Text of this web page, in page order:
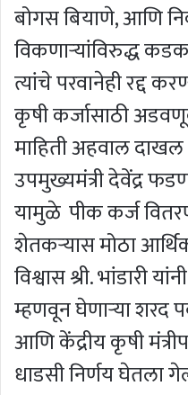
बोगस बियाणे, आणि
विकणाऱ्यांविरुद्ध
त्यांचे परवानेही रद्द
कृषी कर्जासाठी
माहिती अहवाल
उपमुख्यमंत्री देवेंद्र
यामुळे पीक कर्ज
शेतकऱ्यास मोठा
विश्वास श्री. भांडारी
म्हणवून घेणाऱ्या शरद
आणि केंद्रीय कृषी
धाडसी निर्णय घेतला